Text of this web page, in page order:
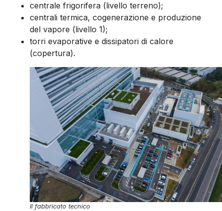
centrale frigorifera (livello terreno);
centrali termica, cogenerazione e produzione
del vapore (livello 1);
torri evaporative e dissipatori di calore
(copertura).
Il fabbricato tecnico